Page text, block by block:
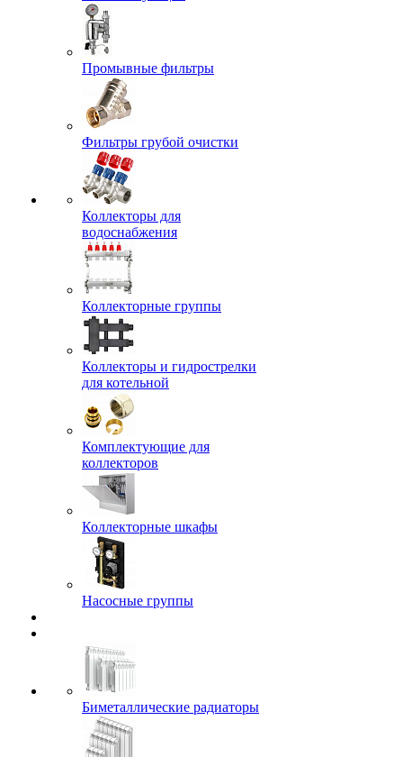
Промывные фильтры
Фильтры грубой очистки
Коллекторы для
водоснабжения
Коллекторные группы
Коллекторы и гидрострелки
для котельной
Комплектующие для
коллекторов
Коллекторные шкафы
Насосные группы
Биметаллические радиаторы